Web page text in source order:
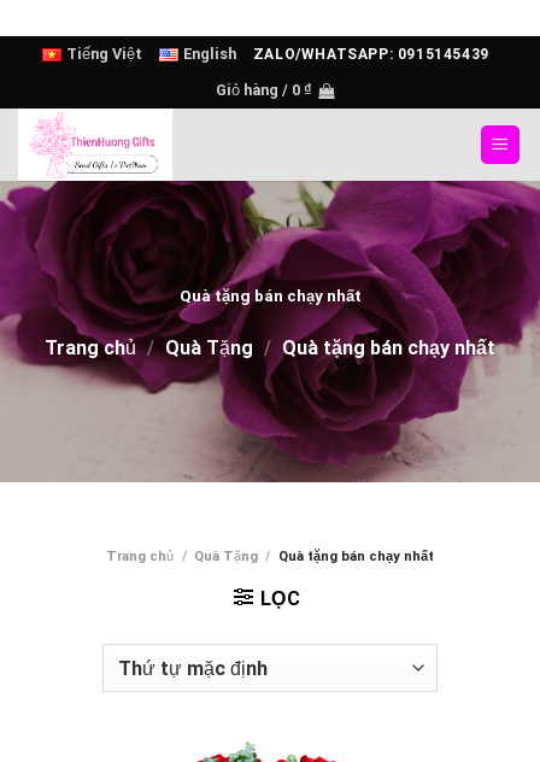
content
Tiếng Việt English ZALO/WHATSAPP: 0915145439
Giỏ hàng / 0 ₫
Quà tặng bán chạy nhất
Trang chủ / Quà Tặng / Quà tặng bán chạy nhất
Trang chủ / Quà Tặng / Quà tặng bán chạy nhất
LỌC